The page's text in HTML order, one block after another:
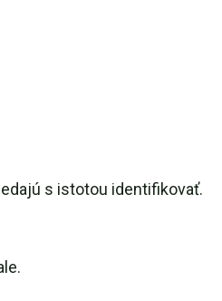
s istotou identifikovať.